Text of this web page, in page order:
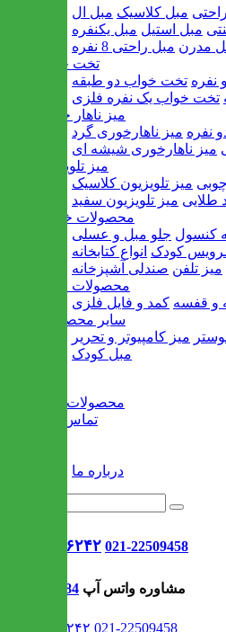
مبل کلاسیک مبل ال
مبل استیل مبل یکنفره
مدرن مبل راحتی 8 نفره
تخت خواب
نفره تخت خواب دو طبقه
تخت خواب یک نفره فلزی
میز ناهار خوری
نفره میز ناهارخوری گرد
میز ناهارخوری شیشه ای
میز تلویزیون
میز تلویزیون کلاسیک
طلایی میز تلویزیون سفید
محصولات خانگی
کنسول جلو مبل و عسلی
کودک انواع کتابخانه
میز تلفن صندلی آشپزخانه
محصولات اداری
و قفسه کمد و فایل فلزی
سایر محصولات
میز کامپیوتر و تحریر
مبل کودک
محصولات جدید
تماس با ما
درباره ما
021-۹۱۳۰۶۲۴۲ 021-22509458
09302308484 مشاوره واتس آپ
021-۹۱۳۰۶۲۴۲ 021-22509458